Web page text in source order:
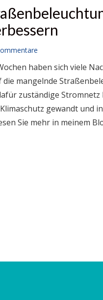
haben sich viele
die mangelnde
zuständige
gewandt und
Sie mehr in meinem